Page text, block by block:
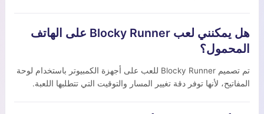
هل يمكنني لعب Blocky Runner على الهاتف
المحمول؟
تم تصميم Blocky Runner للعب على أجهزة الكمبيوتر باستخدام لوحة
المفاتيح، لأنها توفر دقة تغيير المسار والتوقيت التي تتطلبها اللعبة.